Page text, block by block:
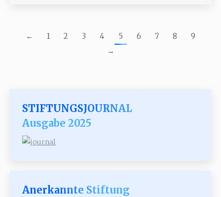
← 1 2 3 4 5 6 7 8
9
→
STIFTUNGSJOURNAL
Ausgabe 2025
Anerkannte Stiftung